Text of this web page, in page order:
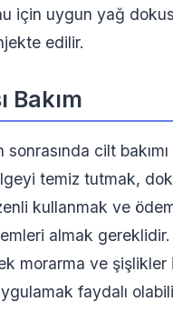
için uygun yağ
edilir.
Bakım
sonrasında cilt
temiz tutmak,
kullanmak ve
almak
morarma ve şişlikler
faydalı